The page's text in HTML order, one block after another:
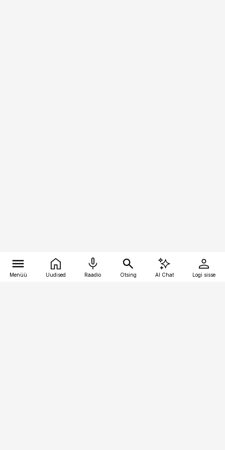
Menüü Uudised Raadio Otsing AI Chat Logi sisse